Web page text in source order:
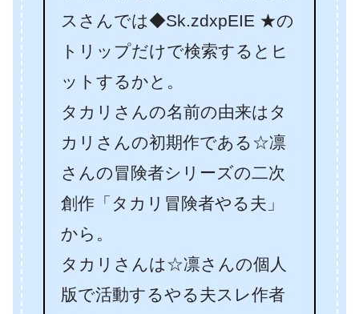
スさんでは◆Sk.zdxpEIE ★の
トリップだけで検索するとヒ
ットするかと。
タカリさんの名前の由来はタ
カリさんの初期作である☆凛
さんの冒険者シリーズの二次
創作「タカリ冒険者やる夫」
から。
タカリさんは☆凛さんの個人
版で活動するやる夫スレ作者